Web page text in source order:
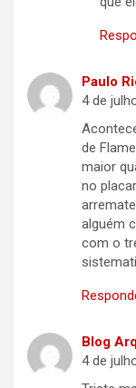
Paulo
4 de
de
maior
no
alguém
com o
Blog
4 de